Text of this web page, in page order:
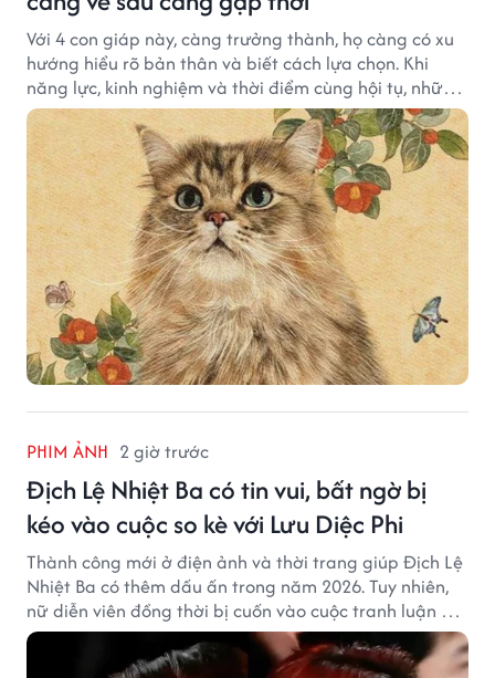
Với 4 con giáp này, càng trưởng thành, họ càng có xu
hướng hiểu rõ bản thân và biết cách lựa chọn. Khi
năng lực, kinh nghiệm và thời điểm cùng hội tụ, những
cơ hội từng tưởng đã vuột mất có thể được thay thế
bằng những cơ hội phù hợp hơn.
PHIM ẢNH 2 giờ trước
Địch Lệ Nhiệt Ba có tin vui, bất ngờ bị
kéo vào cuộc so kè với Lưu Diệc Phi
Thành công mới ở điện ảnh và thời trang giúp Địch Lệ
Nhiệt Ba có thêm dấu ấn trong năm 2026. Tuy nhiên,
nữ diễn viên đồng thời bị cuốn vào cuộc tranh luận với
Lưu Diệc Phi dù hai ngôi sao không có mâu thuẫn công